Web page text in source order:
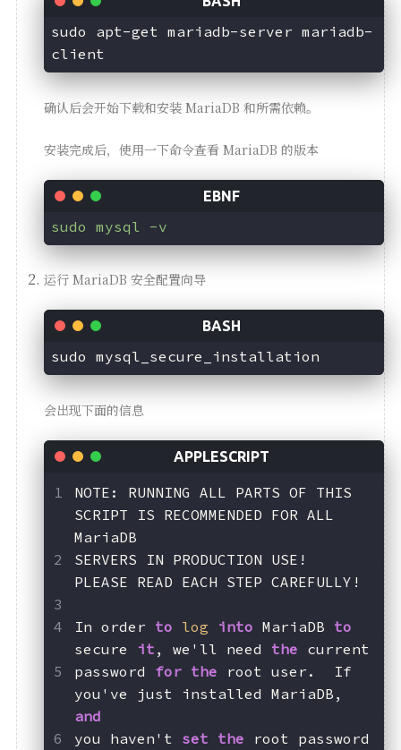
sudo apt-get mariadb-server mariadb-
确认后会开始下载和安装 MariaDB 和所需依赖。
安装完成后，使用一下命令查看 MariaDB 的版本
sudo mysql -v
运行 MariaDB 安全配置向导
会出现下面的信息
NOTE: RUNNING ALL PARTS OF THIS
SCRIPT IS RECOMMENDED FOR ALL
MariaDB
SERVERS IN PRODUCTION USE!
PLEASE READ EACH STEP CAREFULLY!
In order to log into MariaDB to
secure
it , we'll need the current
password for the root user.  If
and
you haven't set the root password